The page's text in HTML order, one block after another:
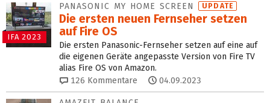
IFA 2023
PANASONIC MY HOME SCREEN UPDATE
Die ersten neuen Fernseher setzen
auf Fire OS
Die ersten Panasonic-Fernseher setzen auf eine auf
die eigenen Geräte angepasste Version von Fire TV
alias Fire OS von Amazon.
126 Kommentare 04.09.2023